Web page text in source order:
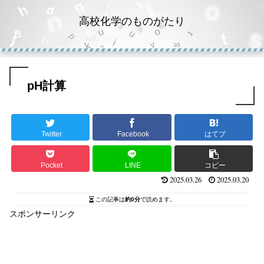
高校化学のものがたり
pH計算
Twitter Facebook はてブ
Pocket LINE コピー
2025.03.26 2025.03.20
この記事は約0分で読めます。
スポンサーリンク